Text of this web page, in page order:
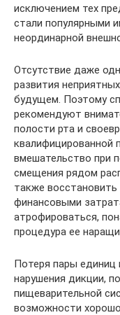
исключением тех
стали популярными
неординарной
Отсутствие даже
развития
будущем. Поэтому
рекомендуют
полости рта и
вмешательство при
смещения рядом
также
финансовыми
атрофироваться,
процедура ее
Потеря пары единиц
нарушения дикции,
пищеварительной
возможности